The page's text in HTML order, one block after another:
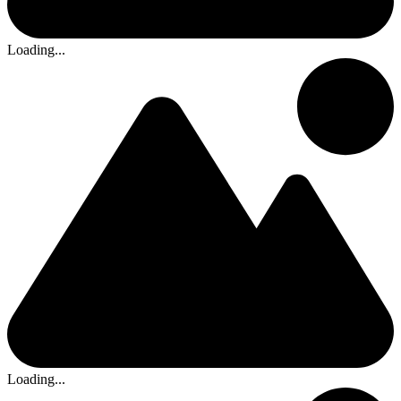
Loading...
Loading...